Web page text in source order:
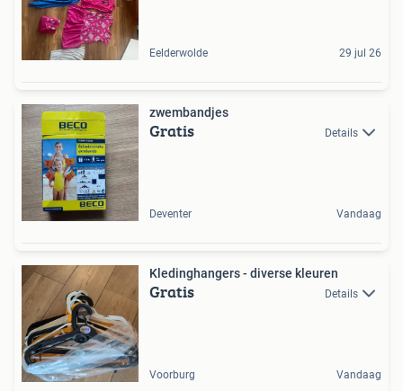
Eelderwolde 29 jul 26
zwembandjes
Gratis Details
Deventer Vandaag
Kledinghangers - diverse kleuren
Gratis Details
Voorburg Vandaag